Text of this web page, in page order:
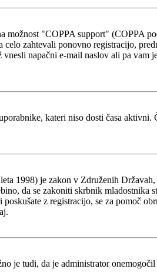
"COPPA support" (COPPA
zahtevali ponovno registracijo,
napačni e-mail naslov ali pa
kateri niso dosti časa aktivni.
1998) je zakon v Združenih
da se zakoniti skrbnik mladostnika
z registracijo, se za pomoč
je tudi, da je administrator